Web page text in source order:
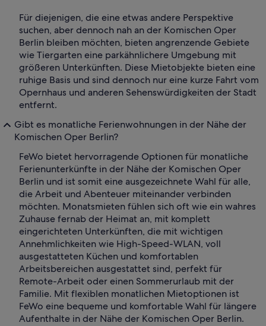
Für diejenigen, die eine etwas andere Perspektive
suchen, aber dennoch nah an der Komischen Oper
Berlin bleiben möchten, bieten angrenzende Gebiete
wie Tiergarten eine parkähnlichere Umgebung mit
größeren Unterkünften. Diese Mietobjekte bieten eine
ruhige Basis und sind dennoch nur eine kurze Fahrt vom
Opernhaus und anderen Sehenswürdigkeiten der Stadt
entfernt.
Gibt es monatliche Ferienwohnungen in der Nähe der
Komischen Oper Berlin?
FeWo bietet hervorragende Optionen für monatliche
Ferienunterkünfte in der Nähe der Komischen Oper
Berlin und ist somit eine ausgezeichnete Wahl für alle,
die Arbeit und Abenteuer miteinander verbinden
möchten. Monatsmieten fühlen sich oft wie ein wahres
Zuhause fernab der Heimat an, mit komplett
eingerichteten Unterkünften, die mit wichtigen
Annehmlichkeiten wie High-Speed-WLAN, voll
ausgestatteten Küchen und komfortablen
Arbeitsbereichen ausgestattet sind, perfekt für
Remote-Arbeit oder einen Sommerurlaub mit der
Familie. Mit flexiblen monatlichen Mietoptionen ist
FeWo eine bequeme und komfortable Wahl für längere
Aufenthalte in der Nähe der Komischen Oper Berlin.